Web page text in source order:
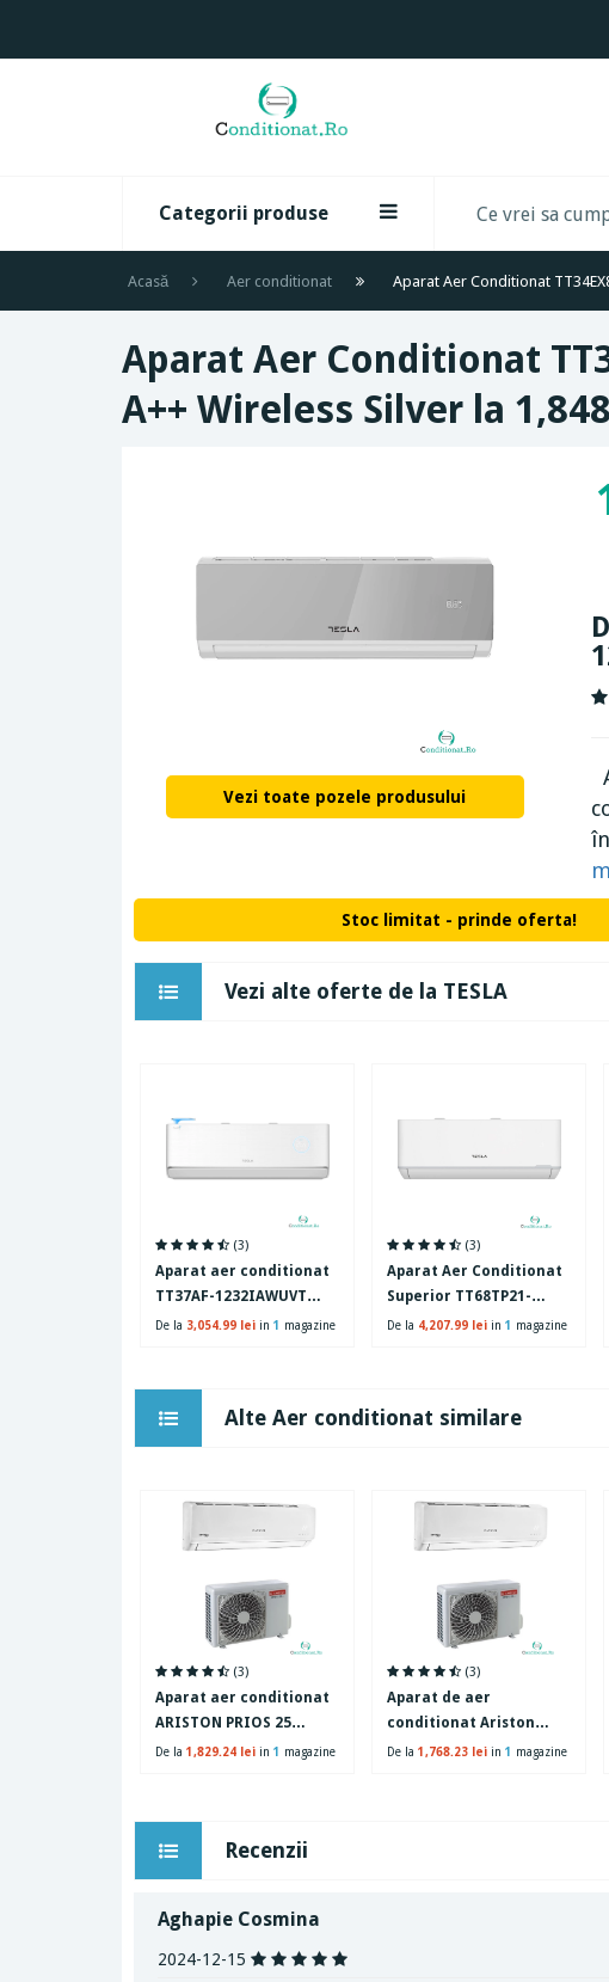
Categorii produse
Acasă Aer conditionat Aparat Aer Conditionat
Aparat Aer Conditionat
A++ Wireless Silver la
Vezi toate pozele produsului
Stoc limitat - prinde oferta!
Vezi alte oferte de la TESLA
(3)
Aparat aer conditionat
TT37AF-1232IAWUVT
Inverter 12000BTU Clasa
De la 3,054.99 lei in 1 magazine
(3)
Aparat Aer Conditionat
Superior TT68TP21-
2432IAWUV Inverter
De la 4,207.99 lei in 1 magazine
Alte Aer conditionat similare
(3)
Aparat aer conditionat
ARISTON PRIOS 25
inverter 9000 BTU, Clasa
De la 1,829.24 lei in 1 magazine
(3)
Aparat de aer
conditionat Ariston
PRIOS 35, 12000 BTU,
De la 1,768.23 lei in 1 magazine
Recenzii
Aghapie Cosmina
2024-12-15